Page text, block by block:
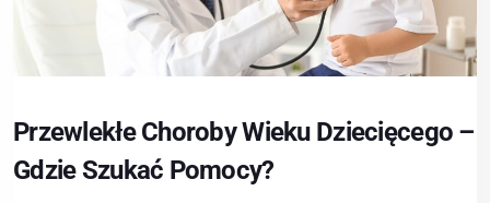
Przewlekłe Choroby Wieku Dziecięcego –
Gdzie Szukać Pomocy?